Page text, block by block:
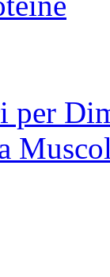
per